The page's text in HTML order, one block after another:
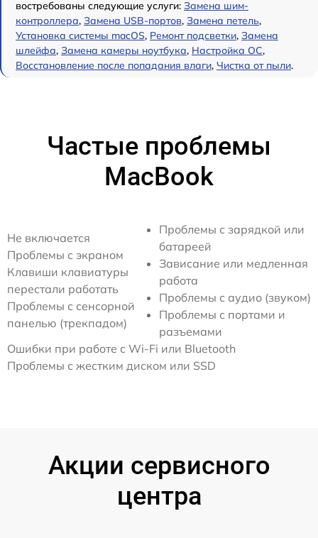
востребованы следующие услуги: Замена шим-
контроллера, Замена USB-портов, Замена петель,
Установка системы macOS, Ремонт подсветки, Замена
шлейфа, Замена камеры ноутбука, Настройка ОС,
Восстановление после попадания влаги, Чистка от пыли.
Частые проблемы
MacBook
Не включается
Проблемы с экраном
Клавиши клавиатуры
перестали работать
Проблемы с сенсорной
панелью (трекпадом)
Проблемы с зарядкой или
батареей
Зависание или медленная
работа
Проблемы с аудио (звуком)
Проблемы с портами и
разъемами
Ошибки при работе с Wi-Fi или Bluetooth
Проблемы с жестким диском или SSD
Акции сервисного
центра